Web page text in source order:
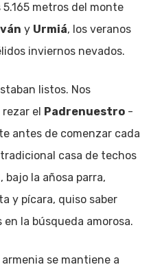
metros del monte
y Urmiá, los veranos
inviernos nevados.
listos. Nos
rezar el Padrenuestro-
antes de comenzar cada
casa de techos
la añosa parra,
y pícara, quiso saber
en la búsqueda amorosa.
se mantiene a